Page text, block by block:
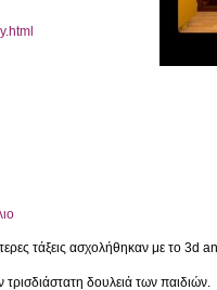
τάξεις ασχολήθηκαν με το 3d
δουλειά των παιδιών.